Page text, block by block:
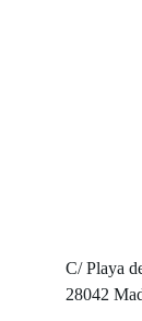
C/ Playa
28042